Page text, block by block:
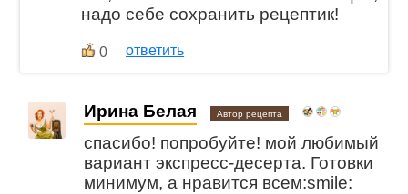
надо себе сохранить рецептик!
0 ответить
Ирина Белая Автор рецепта
спасибо! попробуйте! мой любимый
вариант экспресс-десерта. Готовки
минимум, а нравится всем:smile: